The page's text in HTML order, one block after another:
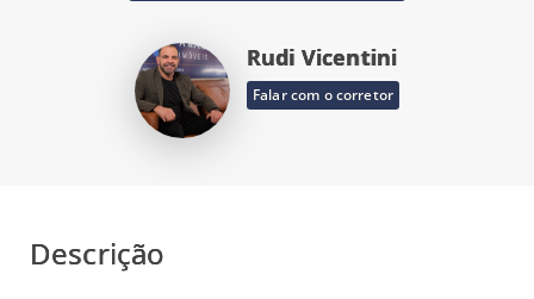
Rudi Vicentini
Falar com o corretor
Descrição